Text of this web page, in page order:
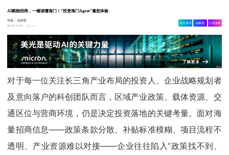
AI赋能招商，一键读懂海门！“投资海门Agent”邀您体验
作者：赵碧莹
06-02 14:56
9.1w
相关舆情 AI解读 生成海报
对于每一位关注长三角产业布局的投资人、企业战略规划者
及意向落户的科创团队而言，区域产业政策、载体资源、交
通区位与营商环境，仍是决定投资落地的关键考量。面对海
量招商信息——政策条款分散、补贴标准模糊、项目流程不
透明、产业资源难以对接——企业往往陷入“政策找不到、